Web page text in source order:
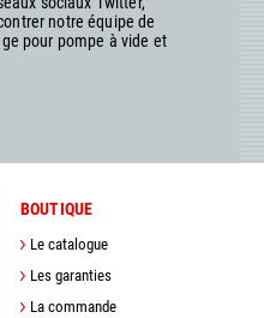
notre équipe de
pour pompe à vide et
BOUTIQUE
Le catalogue
Les garanties
La commande